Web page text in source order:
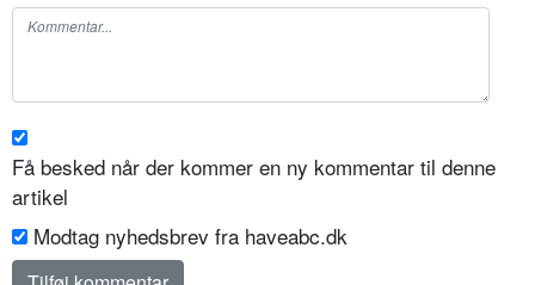
Få besked når der kommer en ny kommentar til denne
artikel
Modtag nyhedsbrev fra haveabc.dk